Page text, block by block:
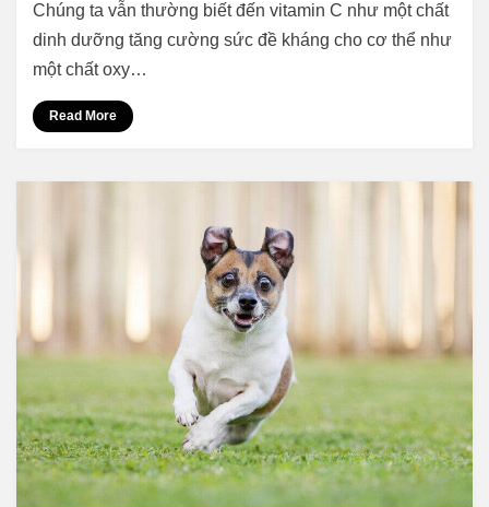
Chúng ta vẫn thường biết đến vitamin C như một chất
dinh dưỡng tăng cường sức đề kháng cho cơ thể như
một chất oxy…
Read More